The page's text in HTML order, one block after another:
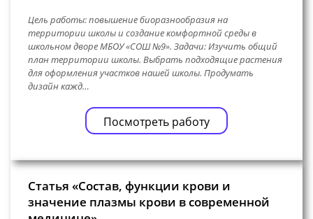
Цель работы: повышение биоразнообразия на
территории школы и создание комфортной среды в
школьном дворе МБОУ «СОШ №9». Задачи: Изучить общий
план территории школы. Выбрать подходящие растения
для оформления участков нашей школы. Продумать
дизайн кажд…
Посмотреть работу
Статья «Состав, функции крови и
значение плазмы крови в современной